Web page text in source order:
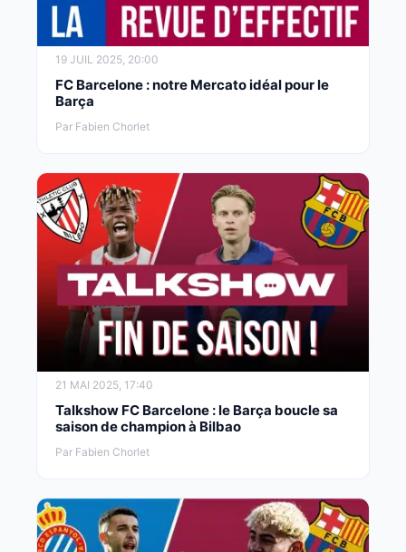
19 JUIL 2025, 20:00
FC Barcelone : notre Mercato idéal pour le
Barça
Par Fabien Chorlet
21 MAI 2025, 17:40
Talkshow FC Barcelone : le Barça boucle sa
saison de champion à Bilbao
Par Fabien Chorlet